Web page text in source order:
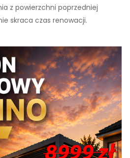
z powierzchni poprzedniej
skraca czas renowacji.